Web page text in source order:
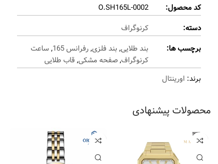
کد محصول:
O.SH165L-0002
دسته:
کرنوگراف
برچسب ها:
بند طلایی, بند فلزی,رفرانس 165 , ساعت
کرنوگراف,صفحه مشکی, قاب طلایی
برند: اورینتال
محصولات پیشنهادی